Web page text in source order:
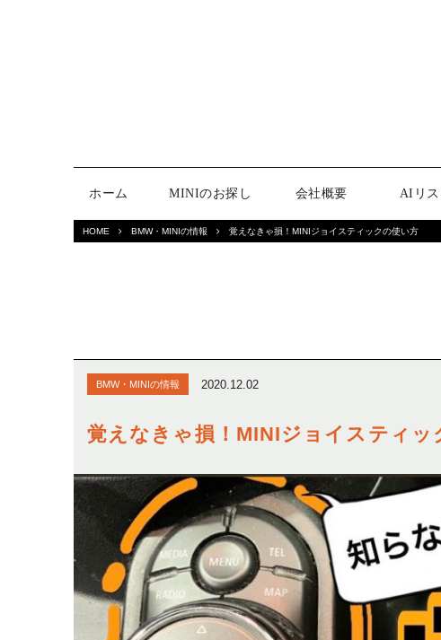
ホーム MINIのお探し 会社概要 AIリ
HOME BMW・MINIの情報 覚えなきゃ損！MINIジョイスティックの使い方
BMW・MINIの情報 2020.12.02
覚えなきゃ損！MINIジョイスティッ